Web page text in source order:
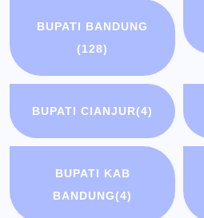
BUPATI BANDUNG
(128)
BUPATI CIANJUR(4)
BUPATI KAB
BANDUNG(4)